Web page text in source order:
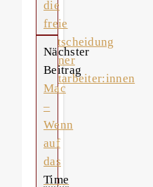
die
freie
Entscheidung
seiner
Mitarbeiter:innen
Nächster
Beitrag
Mac
–
Wenn
auf
das
Time